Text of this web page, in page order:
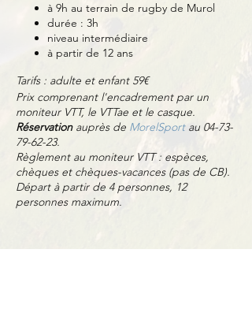
à 9h au terrain de rugby de Murol
durée : 3h
niveau intermédiaire
à partir de 12 ans
Tarifs : adulte et enfant 59€
Prix comprenant l'encadrement par un
moniteur VTT, le VTTae et le casque.
Réservationauprès de MorelSportau 04-73-
79-62-23.
Règlement au moniteur VTT : espèces,
chèques et chèques-vacances (pas de CB).
Départ à partir de 4 personnes, 12
personnes maximum.